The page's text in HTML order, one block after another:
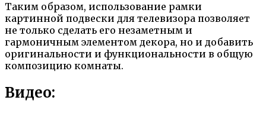
Таким образом, использование рамки
картинной подвески для телевизора позволяет
не только сделать его незаметным и
гармоничным элементом декора, но и добавить
оригинальности и функциональности в общую
композицию комнаты.
Видео: